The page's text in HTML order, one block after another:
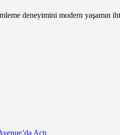
deneyimini modern yaşamın
Açtı